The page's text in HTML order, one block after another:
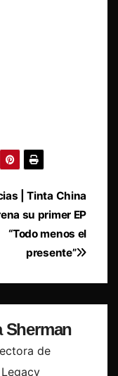
| Tinta China
su primer EP
“Todo menos el
presente”
Sherman
de